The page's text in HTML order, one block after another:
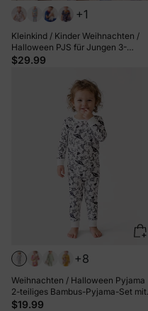
+1
Kleinkind / Kinder Weihnachten /
Halloween PJS für Jungen 3-
teiliges Bambus-Pyjama-Set 2-in-1-
anliegend) blaugrau
$29.99
+8
Weihnachten / Halloween Pyjama
2-teiliges Bambus-Pyjama-Set mit
kindlichem Druck für Baby /
$19.99